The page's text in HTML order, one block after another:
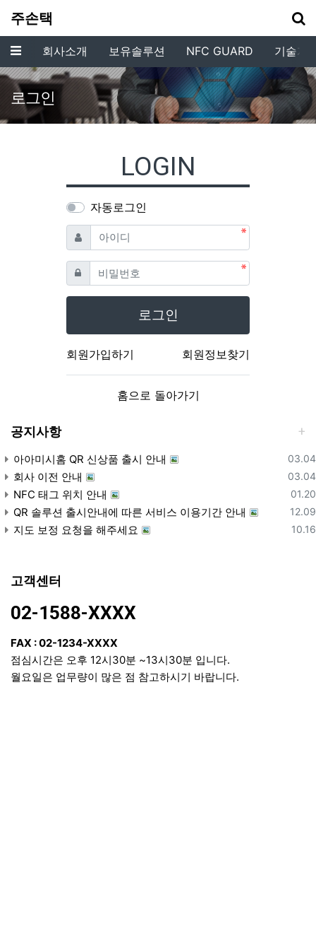
주손택
메뉴 회사소개 보유솔루션 NFC GUARD 기술개
로그인
LOGIN
자동로그인
아이디 필수
비밀번호필수
로그인
회원가입하기 회원정보찾기
홈으로 돌아가기
공지사항
등록일
03.04
아아미시홈 QR 신상품 출시 안내
등록일
03.04
회사 이전 안내
등록
01.20
NFC 태그 위치 안내
등록
12.09
QR 솔루션 출시안내에 따른 서비스 이용기간 안내
등록
10.16
지도 보정 요청을 해주세요
고객센터
02-1588-XXXX
FAX : 02-1234-XXXX
점심시간은 오후 12시30분 ~13시30분 입니다.
월요일은 업무량이 많은 점 참고하시기 바랍니다.